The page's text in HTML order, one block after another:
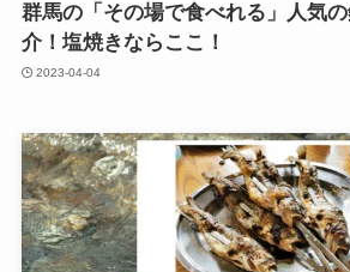
群馬の「その場で食べれる」人気
介！塩焼きならここ！
2023-04-04